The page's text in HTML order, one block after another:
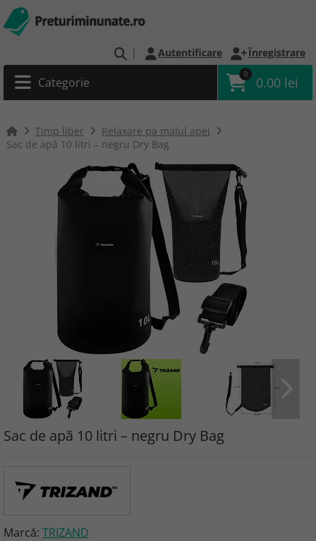
| Autentificare Înregistrare
Categorie
0
0.00 lei
Timp liber
Relaxare pa malul apei
Sac de apă 10 litri – negru Dry Bag
Sac de apă 10 litri – negru Dry Bag
Marcă: TRIZAND